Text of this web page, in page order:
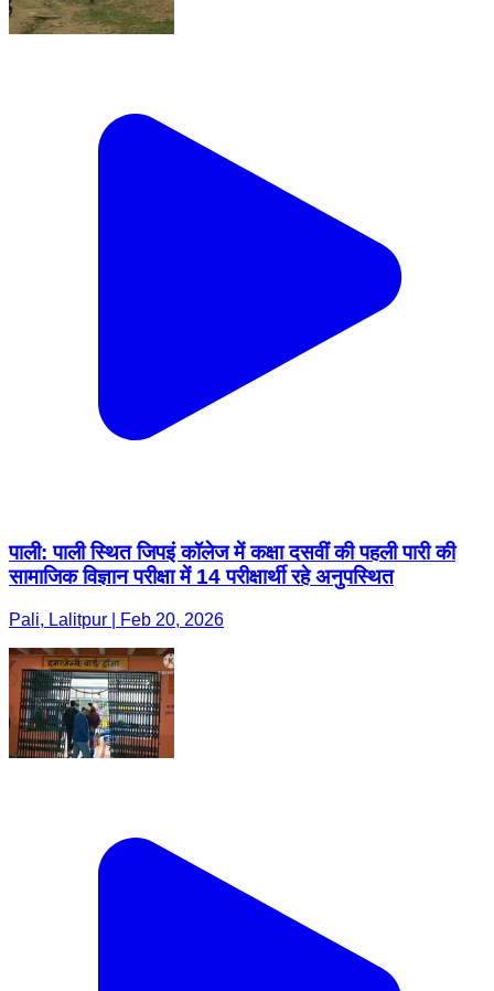
पाली: पाली स्थित जिपइं कॉलेज में कक्षा दसवीं की पहली पारी की
सामाजिक विज्ञान परीक्षा में 14 परीक्षार्थी रहे अनुपस्थित
Pali, Lalitpur | Feb 20, 2026